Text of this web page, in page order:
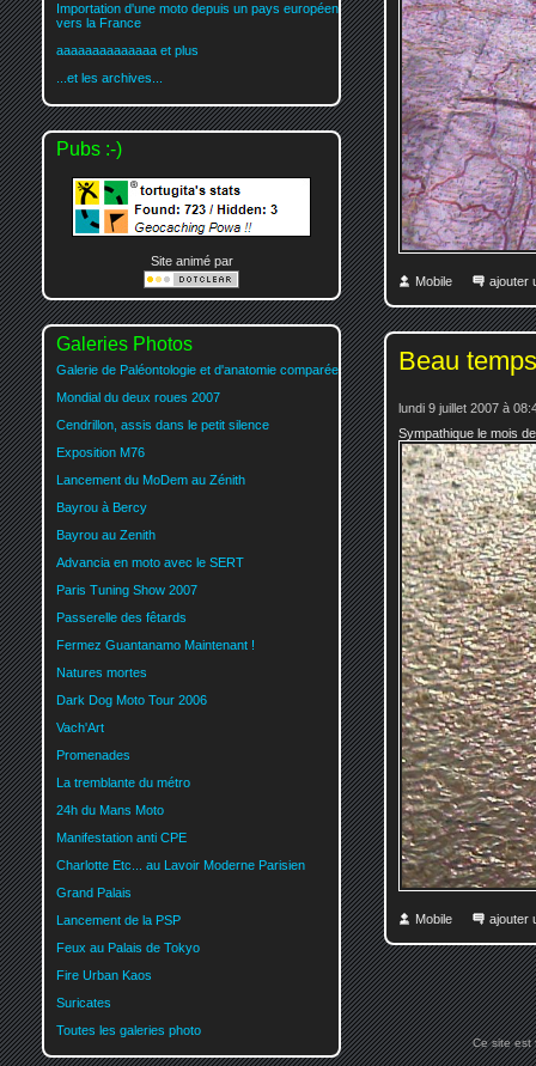
Mobile ajouter
Beau temps
lundi 9 juillet 2007 à
Sympathique le mois
Mobile ajouter
Importation d'une moto depuis un pays européen
vers la France
aaaaaaaaaaaaaa et plus
...et les archives...
Pubs :-)
Site animé par
Galeries Photos
Galerie de Paléontologie et d'anatomie comparée
Mondial du deux roues 2007
Cendrillon, assis dans le petit silence
Exposition M76
Lancement du MoDem au Zénith
Bayrou à Bercy
Bayrou au Zenith
Advancia en moto avec le SERT
Paris Tuning Show 2007
Passerelle des fêtards
Fermez Guantanamo Maintenant !
Natures mortes
Dark Dog Moto Tour 2006
Vach'Art
Promenades
La tremblante du métro
24h du Mans Moto
Manifestation anti CPE
Charlotte Etc... au Lavoir Moderne Parisien
Grand Palais
Lancement de la PSP
Feux au Palais de Tokyo
Fire Urban Kaos
Suricates
Toutes les galeries photo
Ce site est